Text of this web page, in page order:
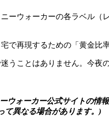
ーウォーカーの各ラベル
で再現するための「黄金比
うことはありません。今夜
ウォーカー公式サイトの情
て異なる場合があります。)